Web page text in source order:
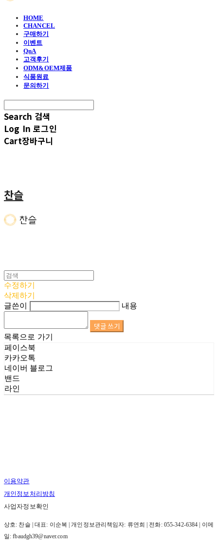
HOME
CHANCEL
구매하기
이벤트
QnA
고객후기
ODM&OEM제품
식품원료
문의하기
Search 검색
Log In 로그인
Cart장바구니
찬슬
수정하기
삭제하기
글쓴이
내용
댓글 쓰기
목록으로 가기
페이스북
카카오톡
네이버 블로그
밴드
라인
이용약관
개인정보처리방침
사업자정보확인
상호: 찬슬 | 대표: 이순복 | 개인정보관리책임자: 류연희 | 전화: 055-342-6384 | 이메
일: fbaudgh39@naver.com